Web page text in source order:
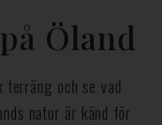
Öland
terräng och se vad
natur är känd för